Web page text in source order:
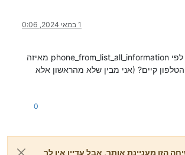
1 במאי 2024, 0:06
בהתחברות הראשונה לפי phone_from_list_all_information מאיזה
קיים? (אני מבין שלא מהראשון אלא
0
הזו מעניינת אותך, אבל עדיין אין לך